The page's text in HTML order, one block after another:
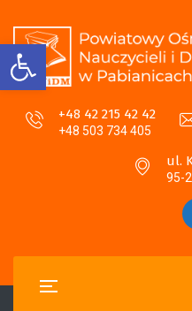
Otwórz pasek
+48 42 215 42 42
+48 503 734 405
ul.
95-